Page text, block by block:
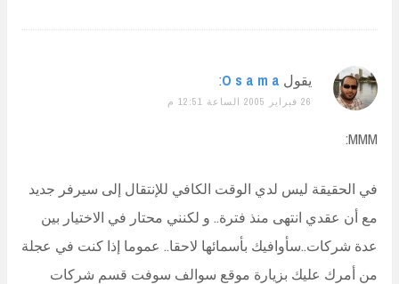
يقول O s a m a
:
26 فبراير 2005 الساعة 12:51 م
MMM:
في الحقيقة ليس لدي الوقت الكافي للإنتقال إلى سيرفر جديد
مع أن عقدي انتهى منذ فترة.. و لكنني محتار في الاختيار بين
عدة شركات..سأوافيك بأسمائها لاحقا.. عموما إذا كنت في عجلة
من أمرك عليك بزيارة موقع سوالف سوفت قسم شركات